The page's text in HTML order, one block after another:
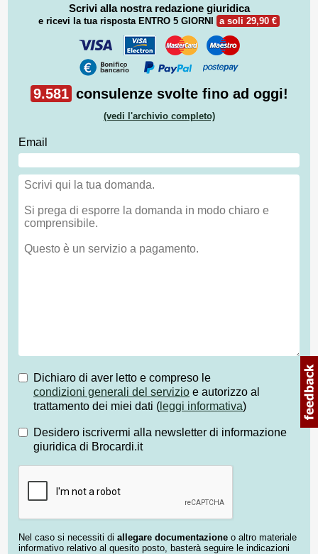
Scrivi alla nostra redazione giuridica
e ricevi la tua risposta ENTRO 5 GIORNI a soli 29,90 €
9.581 consulenze svolte fino ad oggi!
(vedi l'archivio completo)
Email
Dichiaro di aver letto e compreso le
condizioni generali del servizio e autorizzo al
trattamento dei miei dati ( leggi informativa)
Desidero iscrivermi alla newsletter di informazione
giuridica di Brocardi.it
Nel caso si necessiti di allegare documentazione o altro materiale
informativo relativo al quesito posto, basterà seguire le indicazioni